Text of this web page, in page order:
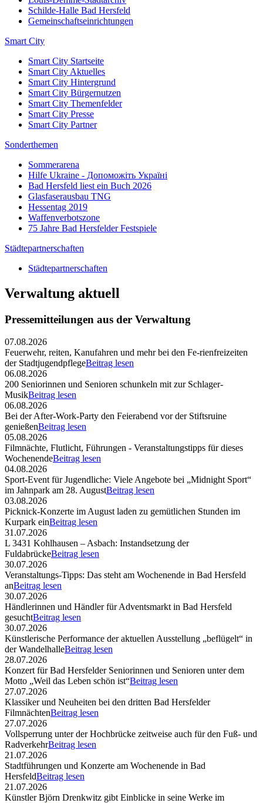
Schilde-Halle Bad Hersfeld
Gemeinschaftseinrichtungen
Smart City
Smart City Startseite
Smart City Aktuelles
Smart City Hintergrund
Smart City Bürgernutzen
Smart City Themenfelder
Smart City Presse
Smart City Partner
Sonderthemen
Sommerarena
Hilfe Ukraine - Допоможіть Україні
Bad Hersfeld liest ein Buch 2026
Glasfaserausbau TNG
Hessentag 2019
Waffenverbotszone
75 Jahre Bad Hersfelder Festspiele
Städtepartnerschaften
Städtepartnerschaften
Verwaltung aktuell
Pressemitteilungen aus der Verwaltung
07.08.2026
Feuerwehr, reiten, Kanufahren und mehr bei den Fe-rienfreizeiten
der StadtjugendpflegeBeitrag lesen
06.08.2026
200 Seniorinnen und Senioren schunkeln mit zur Schlager-
MusikBeitrag lesen
06.08.2026
Bei der After-Work-Party den Feierabend vor der Stiftsruine
genießenBeitrag lesen
05.08.2026
Filmnächte, Flutlicht, Führungen - Veranstaltungstipps für dieses
WochenendeBeitrag lesen
04.08.2026
Sport-Event für Jugendliche: Viele Angebote bei „Midnight Sport“
im Jahnpark am 28. AugustBeitrag lesen
03.08.2026
Picknick-Konzerte im August laden zu gemütlichen Stunden im
Kurpark einBeitrag lesen
31.07.2026
L 3431 Kohlhausen – Asbach: Instandsetzung der
FuldabrückeBeitrag lesen
30.07.2026
Veranstaltungs-Tipps: Das steht am Wochenende in Bad Hersfeld
anBeitrag lesen
30.07.2026
Händlerinnen und Händler für Adventsmarkt in Bad Hersfeld
gesuchtBeitrag lesen
30.07.2026
Künstlerische Performance der aktuellen Ausstellung „beflügelt“ in
der WandelhalleBeitrag lesen
28.07.2026
Konzert für Bad Hersfelder Seniorinnen und Senioren unter dem
Motto „Weil das Leben schön ist“Beitrag lesen
27.07.2026
Klassiker und Neuheiten bei den dritten Bad Hersfelder
FilmnächtenBeitrag lesen
27.07.2026
Vollsperrung unter der Hochbrücke zeitweise auch für den Fuß- und
RadverkehrBeitrag lesen
21.07.2026
Stadtführungen und Konzerte am Wochenende in Bad
HersfeldBeitrag lesen
21.07.2026
Künstler Björn Drenkwitz gibt Einblicke in seine Werke im